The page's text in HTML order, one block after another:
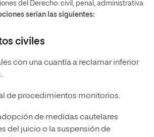
del Derecho: civil, penal, administrativa
serían las siguientes:
civiles
con una cuantía a reclamar inferior
de procedimientos monitorios.
de medidas cautelares
del juicio o la suspensión de